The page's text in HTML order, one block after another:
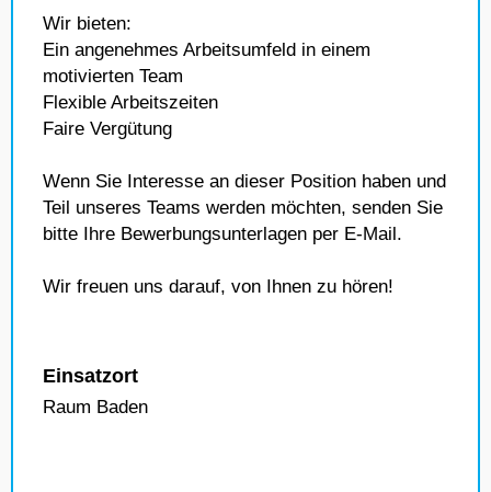
Wir bieten:
Ein angenehmes Arbeitsumfeld in einem
motivierten Team
Flexible Arbeitszeiten
Faire Vergütung
Wenn Sie Interesse an dieser Position haben und
Teil unseres Teams werden möchten, senden Sie
bitte Ihre Bewerbungsunterlagen per E-Mail.
Wir freuen uns darauf, von Ihnen zu hören!
Einsatzort
Raum Baden